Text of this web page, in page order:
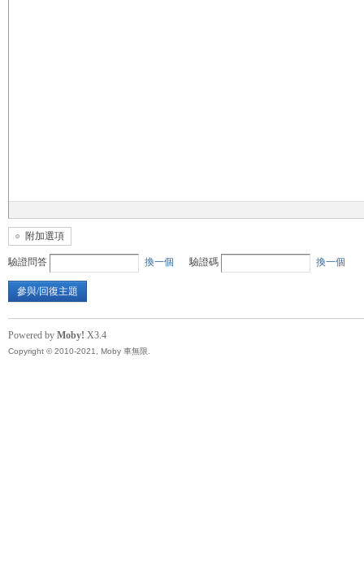
限
附加選項
驗證問答 換一個 驗證碼 換一個
參與/回復主題
Powered by Moby! X3.4
Copyright © 2010-2021, Moby 車無限.